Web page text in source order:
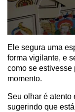
Ele segura uma
forma vigilante, e
como se estivesse
momento.
Seu olhar é atento
sugerindo que